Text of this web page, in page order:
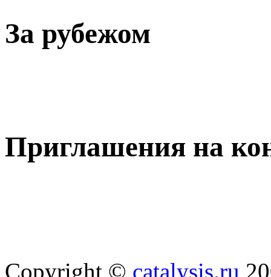
За рубежом
Приглашения на
Copyright © catalysis.ru